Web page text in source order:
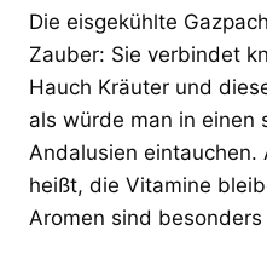
Die eisgekühlte
Zauber: Sie verbindet
Hauch Kräuter und
als würde man in einen
Andalusien eintauchen.
heißt, die Vitamine
Aromen sind besonders